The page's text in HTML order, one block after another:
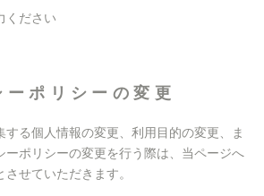
ください
ポリシーの変更
する個人情報の変更、利用目的の変更、ま
ーポリシーの変更を行う際は、当ページへ
せていただきます。